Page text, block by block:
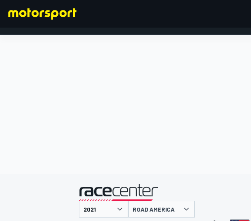
presentato da
ROAD AMERICA